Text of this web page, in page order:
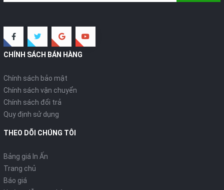
CHÍNH SÁCH BÁN HÀNG
Chính sách bảo mật
Chính sách vận chuyển
Chính sách đổi trả
Quy định sử dụng
THEO DÕI CHÚNG TÔI
Bảng giá In Ấn
Trang chủ
Báo giá